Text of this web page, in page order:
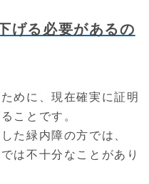
げる必要があるの
めに、現在確実に証明
ことです。
た緑内障の方では、
は不十分なことがあり